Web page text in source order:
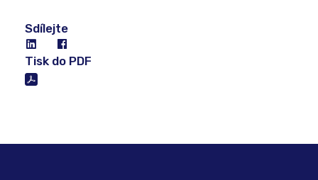
Sdílejte
Tisk do PDF